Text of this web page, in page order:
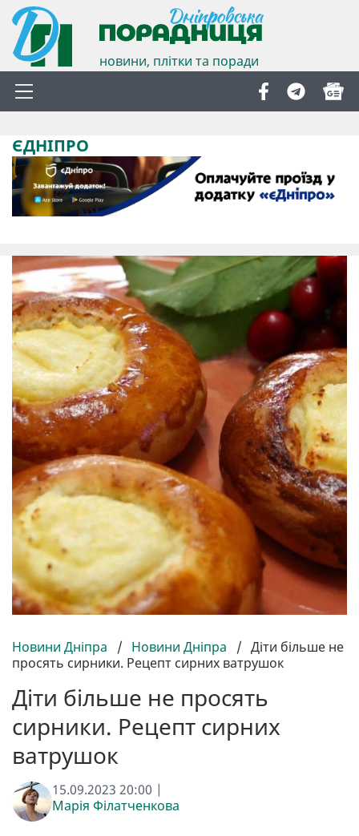
новини, плітки та поради
ЄДНІПРО
Новини Дніпра / Новини Дніпра / Діти більше не
просять сирники. Рецепт сирних ватрушок
Діти більше не просять
сирники. Рецепт сирних
ватрушок
15.09.2023 20:00 |
Марія Філатченкова